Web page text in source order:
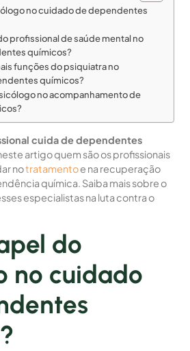
no cuidado de dependentes
profissional de saúde mental no
químicos?
funções do psiquiatra no
químicos?
no acompanhamento de
cuida de dependentes
artigo quem são os profissionais
notratamentoe na recuperação
química. Saiba mais sobre o
especialistas na luta contra o
do
no cuidado